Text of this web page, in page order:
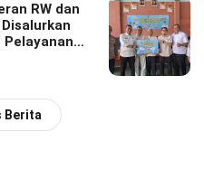
RW dan
Berita